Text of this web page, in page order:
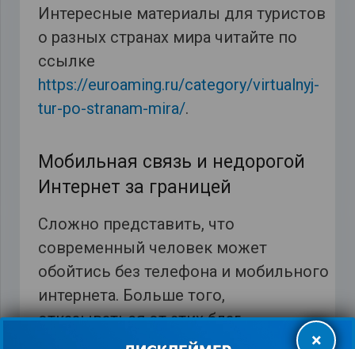
Интересные материалы для туристов
о разных странах мира читайте по
ссылке
https://euroaming.ru/category/virtualnyj-
tur-po-stranam-mira/.
Мобильная связь и недорогой
Интернет за границей
Сложно представить, что
современный человек может
обойтись без телефона и мобильного
интернета. Больше того,
отказываться от этих благ
цивилизации и не стоит, ведь
×